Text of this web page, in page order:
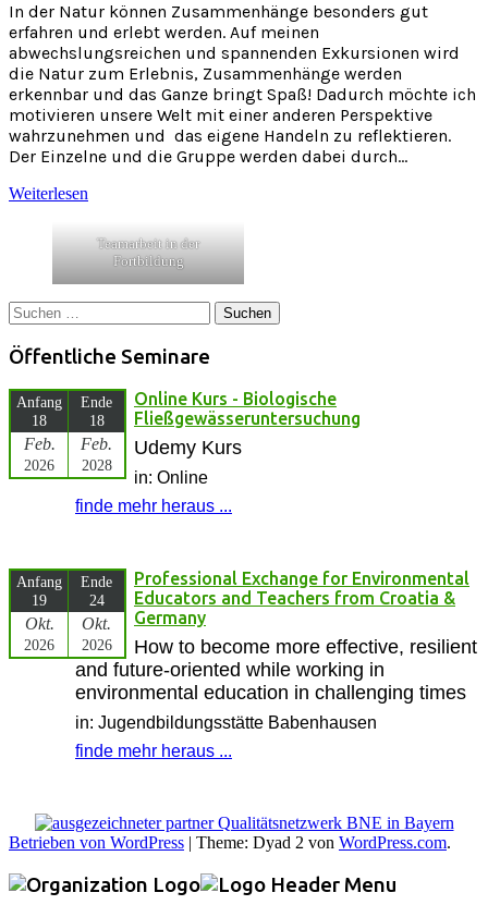
In der Natur können Zusammenhänge besonders gut
erfahren und erlebt werden. Auf meinen
abwechslungsreichen und spannenden Exkursionen wird
die Natur zum Erlebnis, Zusammenhänge werden
erkennbar und das Ganze bringt Spaß! Dadurch möchte ich
motivieren unsere Welt mit einer anderen Perspektive
wahrzunehmen und das eigene Handeln zu reflektieren.
Der Einzelne und die Gruppe werden dabei durch…
Weiterlesen
Teamarbeit in der
Fortbildung
Suchen
nach:
Öffentliche Seminare
Anfang
18
Feb.
2026
Ende
18
Feb.
2028
Online Kurs - Biologische
Fließgewässeruntersuchung
Udemy Kurs
in: Online
finde mehr heraus ...
Anfang
19
Okt.
2026
Ende
24
Okt.
2026
Professional Exchange for Environmental
Educators and Teachers from Croatia &
Germany
How to become more effective, resilient
and future-oriented while working in
environmental education in challenging times
in: Jugendbildungsstätte Babenhausen
finde mehr heraus ...
Betrieben von WordPress Theme: Dyad 2 von WordPress.com.